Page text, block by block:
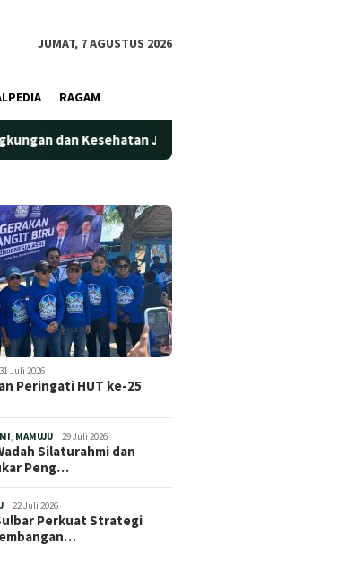
JUMAT, 7 AGUSTUS 2026
RAGAM
Jadi Prioritas
31 Juli 2026
Peringati HUT ke-25
MAMUJU 29 Juli 2026
Silaturahmi dan
Peng…
22 Juli 2026
Perkuat Strategi